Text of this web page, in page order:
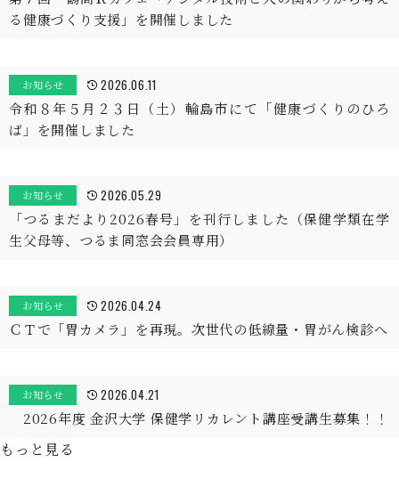
る健康づくり支援」を開催しました
お知らせ 2026.06.11
令和８年５月２３日（土）輪島市にて「健康づくりのひろ
ば」を開催しました
お知らせ 2026.05.29
「つるまだより2026春号」を刊行しました（保健学類在学
生父母等、つるま同窓会会員専用）
お知らせ 2026.04.24
ＣＴで「胃カメラ」を再現。次世代の低線量・胃がん検診へ
お知らせ 2026.04.21
2026年度 金沢大学 保健学リカレント講座受講生募集！！
もっと見る